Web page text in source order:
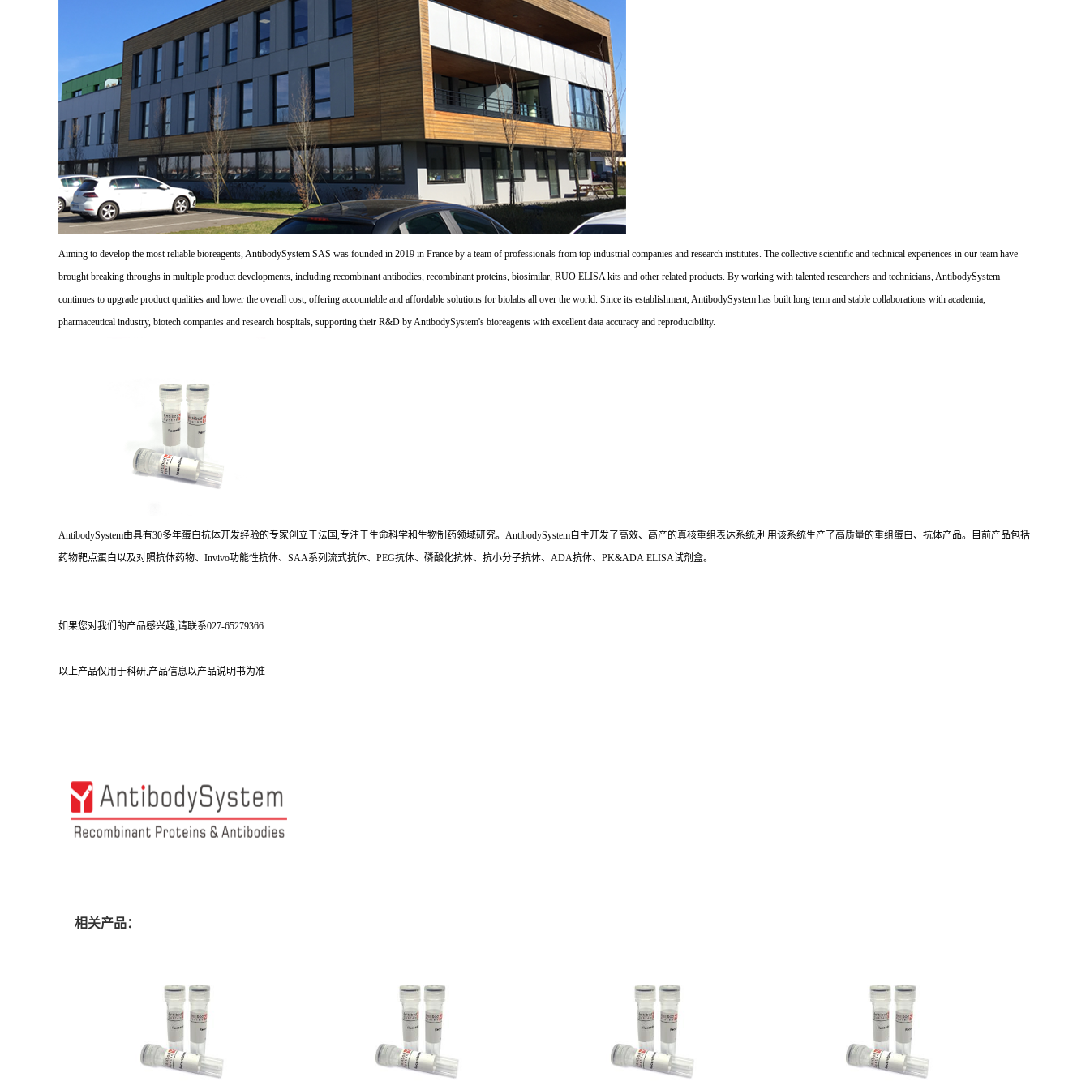
Aiming to develop the most reliable bioreagents, AntibodySystem SAS was founded in 2019 in France by a team of professionals from top industrial companies and research institutes. The collective scientific and technical experiences in our team have
brought breaking throughs in multiple product developments, including recombinant antibodies, recombinant proteins, biosimilar, RUO ELISA kits and other related products. By working with talented researchers and technicians, AntibodySystem
continues to upgrade product qualities and lower the overall cost, offering accountable and affordable solutions for biolabs all over the world. Since its establishment, AntibodySystem has built long term and stable collaborations with academia,
pharmaceutical industry, biotech companies and research hospitals, supporting their R&D by AntibodySystem's bioreagents with excellent data accuracy and reproducibility.
AntibodySystem由具有30多年蛋白抗体开发经验的专家创立于法国,专注于生命科学和生物制药领域研究。AntibodySystem自主开发了高效、高产的真核重组表达系统,利用该系统生产了高质量的重组蛋白、抗体产品。目前产品包括
药物靶点蛋白以及对照抗体药物、Invivo功能性抗体、SAA系列流式抗体、PEG抗体、磷酸化抗体、抗小分子抗体、ADA抗体、PK&ADA ELISA试剂盒。
如果您对我们的产品感兴趣,请联系027-65279366
以上产品仅用于科研,产品信息以产品说明书为准
相关产品：